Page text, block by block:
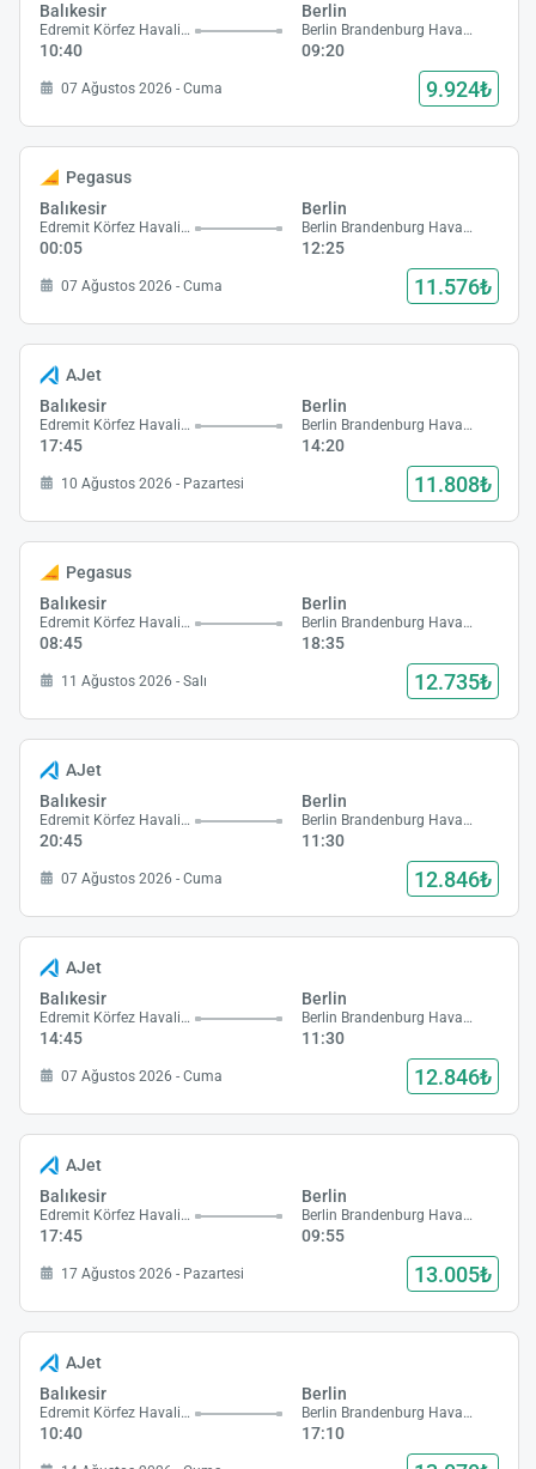
Balıkesir
Edremit Körfez Havalimanı
10:40
Berlin
Berlin Brandenburg Havalimanı
09:20
07 Ağustos 2026 - Cuma 9.924₺
Pegasus
Balıkesir
Edremit Körfez Havalimanı
00:05
Berlin
Berlin Brandenburg Havalimanı
12:25
07 Ağustos 2026 - Cuma 11.576₺
AJet
Balıkesir
Edremit Körfez Havalimanı
17:45
Berlin
Berlin Brandenburg Havalimanı
14:20
10 Ağustos 2026 - Pazartesi 11.808₺
Pegasus
Balıkesir
Edremit Körfez Havalimanı
08:45
Berlin
Berlin Brandenburg Havalimanı
18:35
11 Ağustos 2026 - Salı 12.735₺
AJet
Balıkesir
Edremit Körfez Havalimanı
20:45
Berlin
Berlin Brandenburg Havalimanı
11:30
07 Ağustos 2026 - Cuma 12.846₺
AJet
Balıkesir
Edremit Körfez Havalimanı
14:45
Berlin
Berlin Brandenburg Havalimanı
11:30
07 Ağustos 2026 - Cuma 12.846₺
AJet
Balıkesir
Edremit Körfez Havalimanı
17:45
Berlin
Berlin Brandenburg Havalimanı
09:55
17 Ağustos 2026 - Pazartesi 13.005₺
AJet
Balıkesir
Edremit Körfez Havalimanı
10:40
Berlin
Berlin Brandenburg Havalimanı
17:10